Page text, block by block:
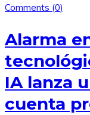
Comments (0)
Alarma
IA lanza
cuenta